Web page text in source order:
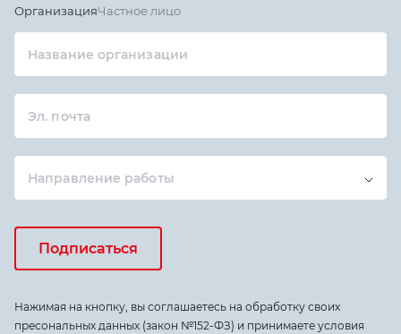
ОрганизацияЧастное лицо
Название организации
Эл. почта
Направление работы
Подписаться
Нажимая на кнопку, вы соглашаетесь на обработку своих
пресональных данных (закон №152-ФЗ) и принимаете условия